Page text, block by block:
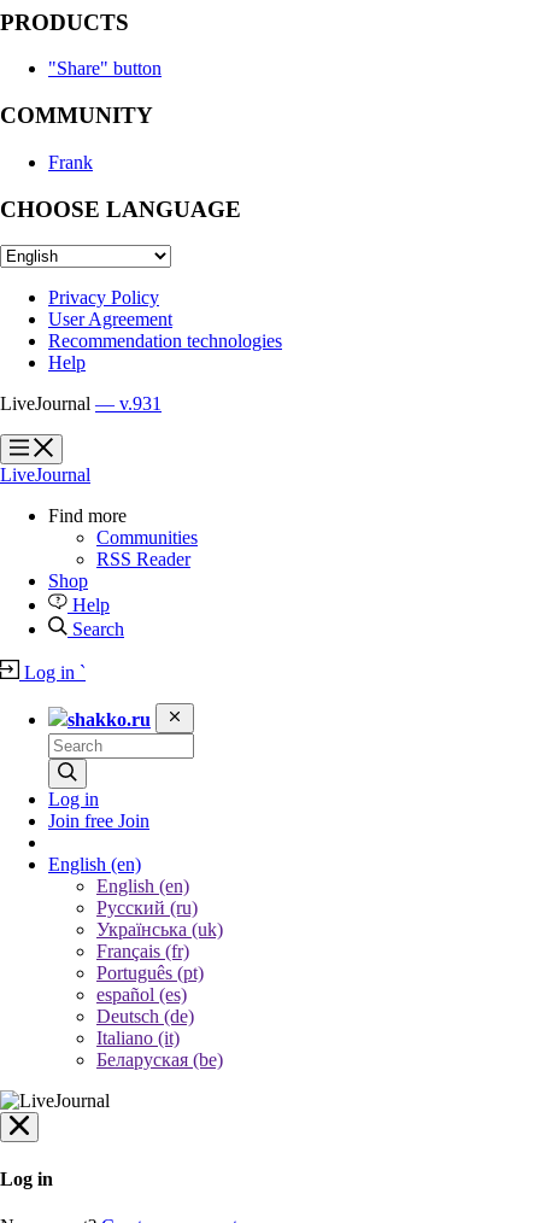
PRODUCTS
"Share" button
COMMUNITY
Frank
CHOOSE LANGUAGE
Privacy Policy
User Agreement
Recommendation technologies
Help
LiveJournal — v.931
?
?
LiveJournal
Find more
Communities
RSS Reader
Shop
Help
Search
Log in `
shakko.ru
Log in
Join free Join
English (en)
English (en)
Русский (ru)
Українська (uk)
Français (fr)
Português (pt)
español (es)
Deutsch (de)
Italiano (it)
Беларуская (be)
Log in